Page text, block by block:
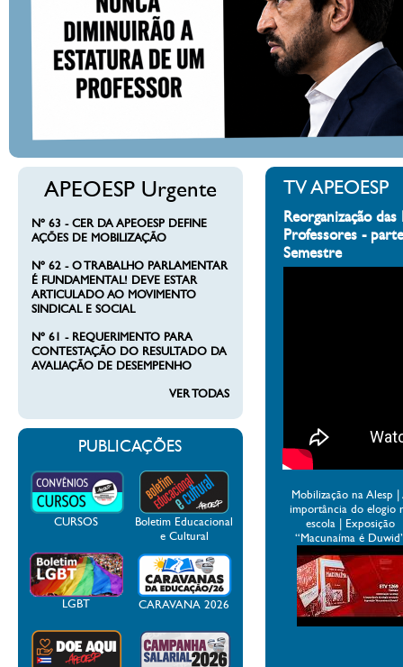
APEOESP Urgente
Nº 63 - CER DA APEOESP DEFINE
AÇÕES DE MOBILIZAÇÃO
Nº 62 - O TRABALHO PARLAMENTAR
É FUNDAMENTAL! DEVE ESTAR
ARTICULADO AO MOVIMENTO
SINDICAL E SOCIAL
Nº 61 - REQUERIMENTO PARA
CONTESTAÇÃO DO RESULTADO DA
AVALIAÇÃO DE DESEMPENHO
VER TODAS
PUBLICAÇÕES
CURSOS
Boletim Educacional
e Cultural
LGBT CARAVANA 2026
TV APEOESP
Reorganização
Professores -
Semestre
Mobilização na Alesp |
importância do elogio
escola | Exposição
“Macunaíma é